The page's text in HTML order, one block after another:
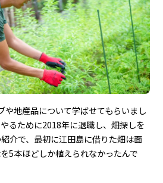
や地産品について学ばせてもらいまし
るために2018年に退職し、畑探しを
介で、最初に江田島に借りた畑は面
5本ほどしか植えられなかったんで